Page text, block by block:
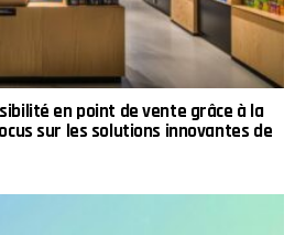
en point de vente grâce à la
sur les solutions innovantes de